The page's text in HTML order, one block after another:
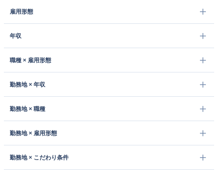
雇用形態
年収
職種 × 雇用形態
勤務地 × 年収
勤務地 × 職種
勤務地 × 雇用形態
勤務地 × こだわり条件